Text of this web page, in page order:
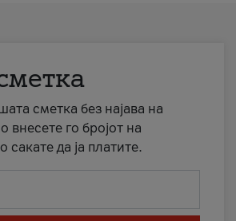
сметка без најава на
внесете го бројот на
сакате да ја платите.